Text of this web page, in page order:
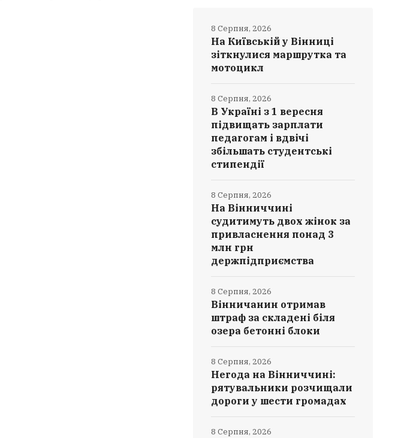
На Київській у Вінниці
зіткнулися маршрутка та
мотоцикл
8 Серпня, 2026
В Україні з 1 вересня
підвищать зарплати
педагогам і вдвічі
збільшать студентські
стипендії
8 Серпня, 2026
На Вінниччині
судитимуть двох жінок за
привласнення понад 3
млн грн
держпідприємства
8 Серпня, 2026
Вінничанин отримав
штраф за складені біля
озера бетонні блоки
8 Серпня, 2026
Негода на Вінниччині:
рятувальники розчищали
дороги у шести громадах
8 Серпня, 2026
8 Серпня, 2026